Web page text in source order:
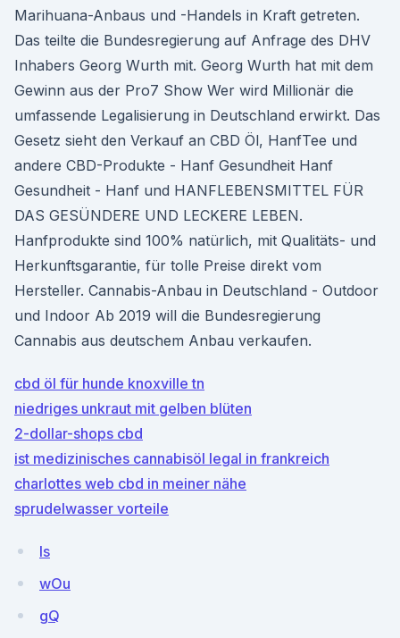
Marihuana-Anbaus und -Handels in Kraft getreten.
Das teilte die Bundesregierung auf Anfrage des DHV
Inhabers Georg Wurth mit. Georg Wurth hat mit dem
Gewinn aus der Pro7 Show Wer wird Millionär die
umfassende Legalisierung in Deutschland erwirkt. Das
Gesetz sieht den Verkauf an CBD Öl, HanfTee und
andere CBD-Produkte - Hanf Gesundheit Hanf
Gesundheit - Hanf und HANFLEBENSMITTEL FÜR
DAS GESÜNDERE UND LECKERE LEBEN.
Hanfprodukte sind 100% natürlich, mit Qualitäts- und
Herkunftsgarantie, für tolle Preise direkt vom
Hersteller. Cannabis-Anbau in Deutschland - Outdoor
und Indoor Ab 2019 will die Bundesregierung
Cannabis aus deutschem Anbau verkaufen.
cbd öl für hunde knoxville tn
niedriges unkraut mit gelben blüten
2-dollar-shops cbd
ist medizinisches cannabisöl legal in frankreich
charlottes web cbd in meiner nähe
sprudelwasser vorteile
Is
wOu
gQ